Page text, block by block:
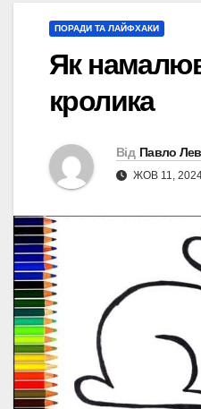
ПОРАДИ ТА ЛАЙФХАКИ
Як
кролика
Від Павло
ЖОВ 11,